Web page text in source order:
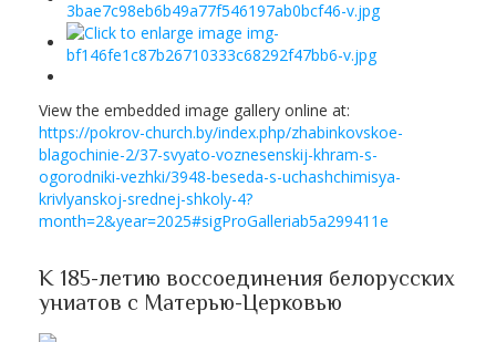
View the embedded image gallery online at:
https://pokrov-church.by/index.php/zhabinkovskoe-
blagochinie-2/37-svyato-voznesenskij-khram-s-
ogorodniki-vezhki/3948-beseda-s-uchashchimisya-
krivlyanskoj-srednej-shkoly-4?
month=2&year=2025#sigProGalleriab5a299411e
К 185-летию воссоединения белорусских
униатов с Матерью-Церковью